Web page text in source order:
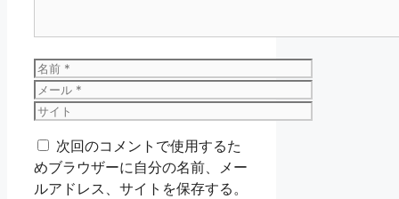
名
前
メ
ー
サ
ト 次回のコメントで使用するた
めブラウザーに自分の名前、メー
ルアドレス、サイトを保存する。